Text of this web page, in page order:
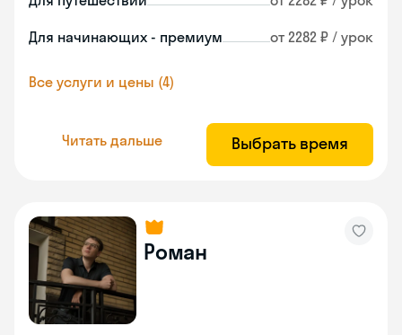
Для начинающих - премиум от 2282 ₽ / урок
Все услуги и цены (4)
Читать дальше Выбрать время
Роман